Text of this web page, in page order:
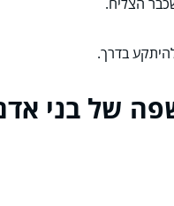
בדרך.
של בני